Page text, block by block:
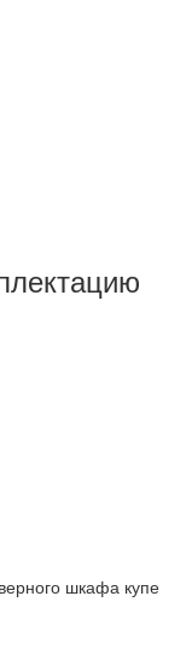
шкафа купе